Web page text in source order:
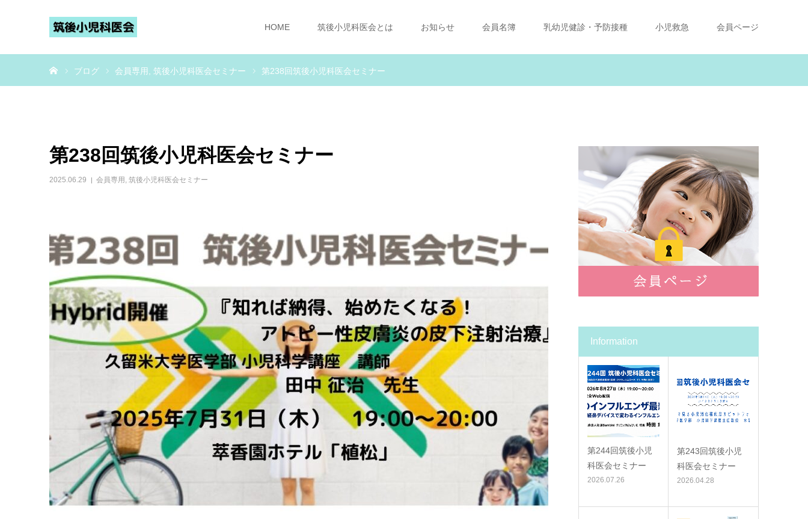
HOME 筑後小児科医会とは お知らせ 会員名簿 乳幼児健診・予防接種 小児救急 会員ページ
ブログ 会員専用 筑後小児科医会セミナー 第238回筑後小児科医会セミナー
第238回筑後小児科医会セミナー
2025.06.29 会員専用 , 筑後小児科医会セミナー
Information
第244回筑後小児
科医会セミナー
2026.07.26
第243回筑後小児
科医会セミナー
2026.04.28